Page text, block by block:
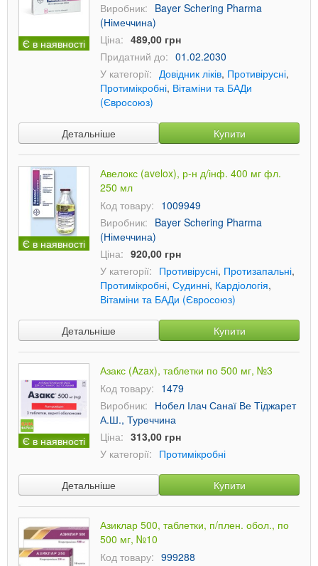
Є в наявності
Виробник: Bayer Schering Pharma
(Німеччина)
Ціна: 489,00 грн
Придатний до: 01.02.2030
У категорії: Довідник ліків, Противірусні,
Протимікробні, Вітаміни та БАДи
(Євросоюз)
Детальніше Купити
Є в наявності
Авелокс (avelox), р-н д/інф. 400 мг фл.
250 мл
Код товару: 1009949
Виробник: Bayer Schering Pharma
(Німеччина)
Ціна: 920,00 грн
У категорії: Противірусні, Протизапальні,
Протимікробні, Судинні, Кардіологія,
Вітаміни та БАДи (Євросоюз)
Детальніше Купити
Є в наявності
Азакс (Azax), таблетки по 500 мг, №3
Код товару: 1479
Виробник: Нобел Ілач Санаї Ве Тіджарет
А.Ш., Туреччина
Ціна: 313,00 грн
У категорії: Протимікробні
Детальніше Купити
Азиклар 500, таблетки, п/плен. обол., по
500 мг, №10
Код товару: 999288